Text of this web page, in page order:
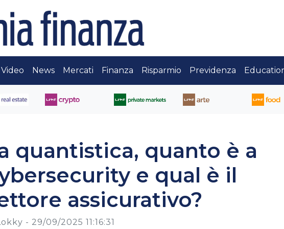
Video News Mercati Finanza Risparmio Previdenza
quantistica, quanto è a
e qual è il
assicurativo?
- 29/09/2025 11:16:31